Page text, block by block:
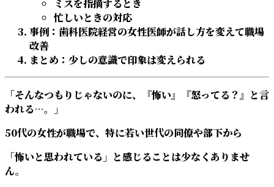
ミスを指摘するとき
忙しいときの対応
事例：歯科医院経営の女性医師が話し方を変えて職場
改善
まとめ：少しの意識で印象は変えられる
「そんなつもりじゃないのに、『怖い』『怒ってる？』と言
われる…。」
50代の女性が職場で、特に若い世代の同僚や部下から
「怖いと思われている」と感じることは少なくありませ
ん。